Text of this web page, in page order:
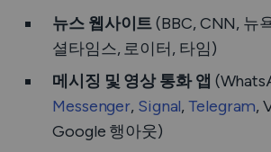
뉴스 웹사이트(BBC, CNN, 뉴
셜타임스, 로이터, 타임)
메시징 및 영상 통화 앱
Messenger, Signal,Telegram,
Google 행아웃)